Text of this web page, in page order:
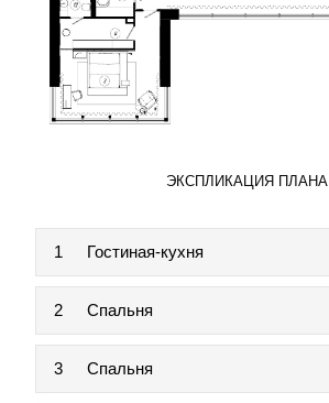
ЭКСПЛИКАЦИЯ ПЛАНА
1 Гостиная-кухня
2 Спальня
3 Спальня